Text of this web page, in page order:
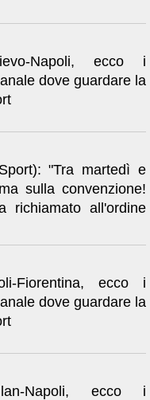
Napoli, ecco i
dove guardare la
"Tra martedì e
sulla convenzione!
richiamato all'ordine
Fiorentina, ecco i
dove guardare la
Napoli, ecco i